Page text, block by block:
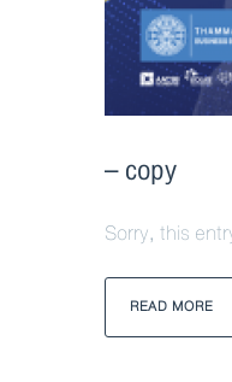
– copy
Sorry, this
READ MORE